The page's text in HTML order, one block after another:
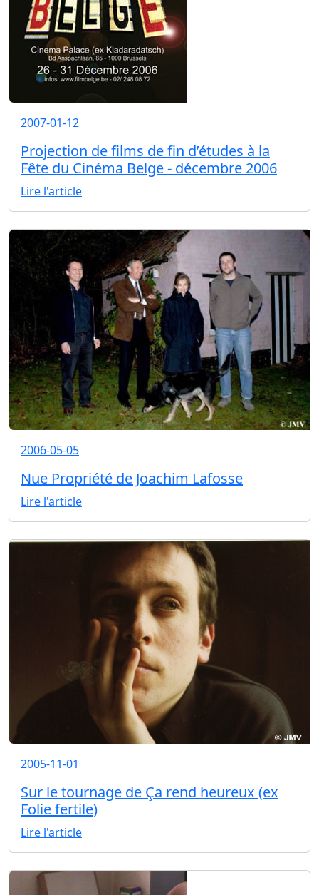
2007-01-12
Projection de films de fin d’études à la
Fête du Cinéma Belge - décembre 2006
Lire l'article
2006-05-05
Nue Propriété de Joachim Lafosse
Lire l'article
2005-11-01
Sur le tournage de Ça rend heureux (ex
Folie fertile)
Lire l'article